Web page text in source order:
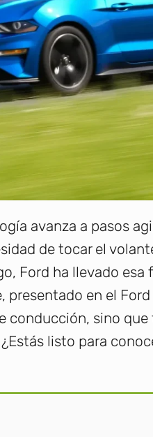
avanza a pasos
de tocar el
Ford ha llevado esa
presentado en el
conducción, sino
listo para